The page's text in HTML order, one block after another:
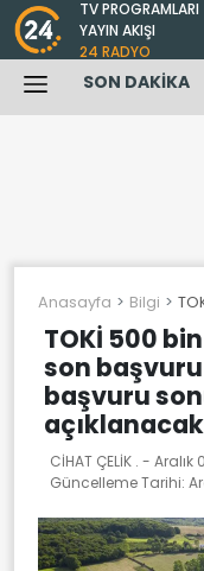
TV PROGRAMLARI
YAYIN AKIŞI
24 RADYO
SON DAKİKA
Anasayfa Bilgi
TOKİ 500
son
başvuru
CİHAT ÇELİK . - Aralık
Güncelleme Tarihi: